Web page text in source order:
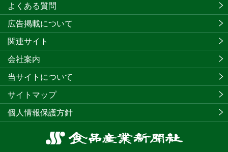
食
よくある質問
広告掲載について
関連サイト
会社案内
当サイトについて
サイトマップ
個人情報保護方針